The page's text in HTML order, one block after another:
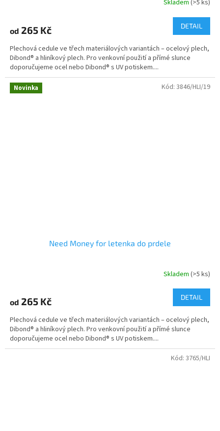
Skladem (>5 ks)
od 265 Kč DETAIL
Plechová cedule ve třech materiálových variantách – ocelový plech,
Dibond® a hliníkový plech. Pro venkovní použití a přímé slunce
doporučujeme ocel nebo Dibond® s UV potiskem....
Novinka
Need Money for letenka do prdele
Skladem (>5 ks)
od 265 Kč DETAIL
Plechová cedule ve třech materiálových variantách – ocelový plech,
Dibond® a hliníkový plech. Pro venkovní použití a přímé slunce
doporučujeme ocel nebo Dibond® s UV potiskem....
Kód: 3846/HLI/19
Kód: 3765/HLI